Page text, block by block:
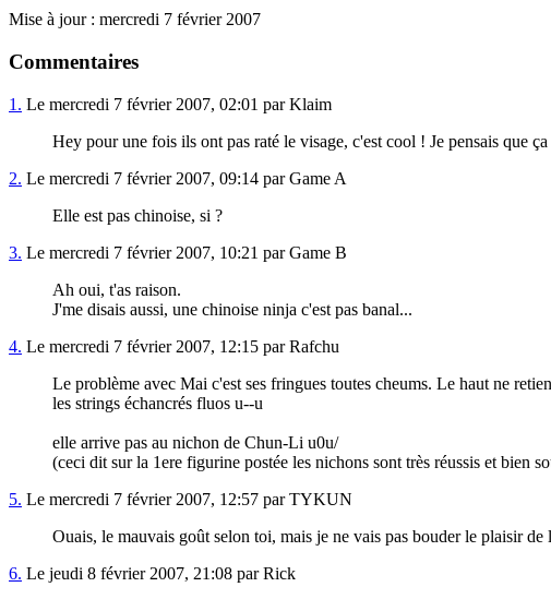
Mise à jour : mercredi 7 février 2007
Commentaires
1. Le mercredi 7 février 2007, 02:01 par Klaim
Hey pour une fois ils ont pas raté le visage, c'est cool ! Je pensais que
2. Le mercredi 7 février 2007, 09:14 par Game A
Elle est pas chinoise, si ?
3. Le mercredi 7 février 2007, 10:21 par Game B
Ah oui, t'as raison.
J'me disais aussi, une chinoise ninja c'est pas banal...
4. Le mercredi 7 février 2007, 12:15 par Rafchu
Le problème avec Mai c'est ses fringues toutes cheums. Le haut ne
les strings échancrés fluos u--u
elle arrive pas au nichon de Chun-Li u0u/
(ceci dit sur la 1ere figurine postée les nichons sont très réussis et bien
5. Le mercredi 7 février 2007, 12:57 par TYKUN
Ouais, le mauvais goût selon toi, mais je ne vais pas bouder le plaisir de
6. Le jeudi 8 février 2007, 21:08 par Rick